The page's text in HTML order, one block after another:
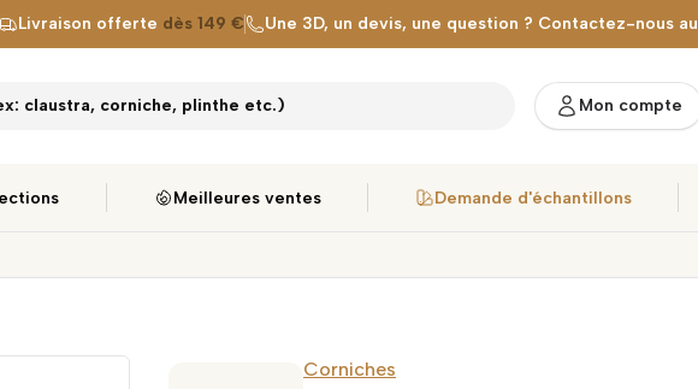
Livraison offerte dès 149 € Une 3D, un devis, une question ? Contactez-nous au
claustra, corniche, plinthe etc.) Mon compte
Meilleures ventes Demande d'échantillons
Corniches